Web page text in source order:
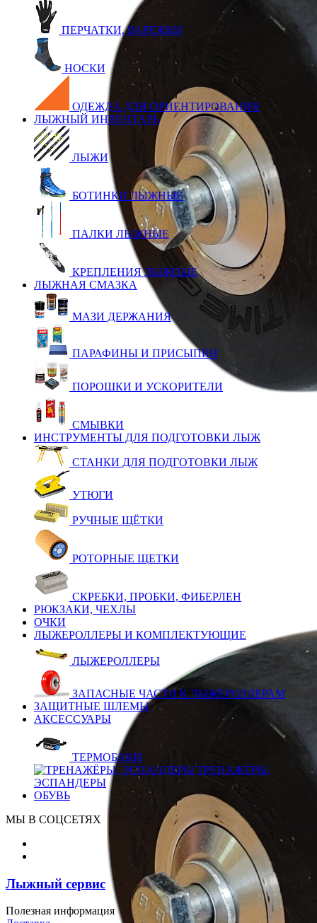
ПЕРЧАТКИ, ВАРЕЖКИ
НОСКИ
ОДЕЖДА ДЛЯ ОРИЕНТИРОВАНИЯ
ЛЫЖНЫЙ ИНВЕНТАРЬ
ЛЫЖИ
БОТИНКИ ЛЫЖНЫЕ
ПАЛКИ ЛЫЖНЫЕ
КРЕПЛЕНИЯ ЛЫЖНЫЕ
ЛЫЖНАЯ СМАЗКА
МАЗИ ДЕРЖАНИЯ
ПАРАФИНЫ И ПРИСЫПКИ
ПОРОШКИ И УСКОРИТЕЛИ
СМЫВКИ
ИНСТРУМЕНТЫ ДЛЯ ПОДГОТОВКИ ЛЫЖ
СТАНКИ ДЛЯ ПОДГОТОВКИ ЛЫЖ
УТЮГИ
РУЧНЫЕ ЩЁТКИ
РОТОРНЫЕ ЩЕТКИ
СКРЕБКИ, ПРОБКИ, ФИБЕРЛЕН
РЮКЗАКИ, ЧЕХЛЫ
ОЧКИ
ЛЫЖЕРОЛЛЕРЫ И КОМПЛЕКТУЮЩИЕ
ЛЫЖЕРОЛЛЕРЫ
ЗАПАСНЫЕ ЧАСТИ К ЛЫЖЕРОЛЛЕРАМ
ЗАЩИТНЫЕ ШЛЕМЫ
АКСЕССУАРЫ
ТЕРМОБАКИ
ТРЕНАЖЁРЫ,
ЭСПАНДЕРЫ
ОБУВЬ
МЫ В СОЦСЕТЯХ
Лыжный сервис
Полезная информация